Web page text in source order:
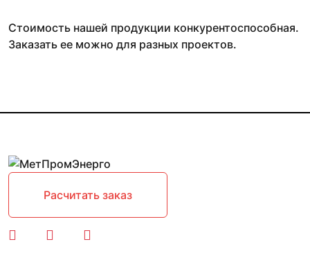
Стоимость нашей продукции конкурентоспособная.
Заказать ее можно для разных проектов.
Расчитать заказ